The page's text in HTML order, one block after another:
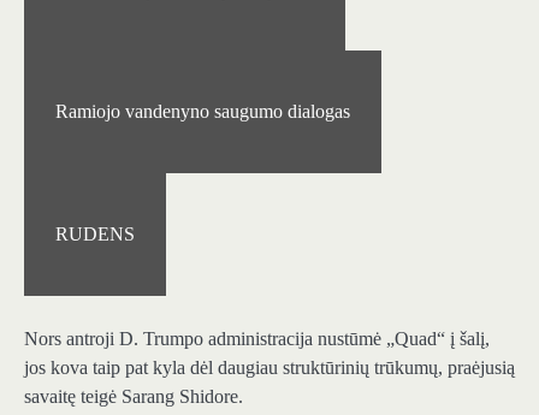
Ramiojo vandenyno saugumo dialogas
RUDENS
Nors antroji D. Trumpo administracija nustūmė „Quad“ į šalį,
jos kova taip pat kyla dėl daugiau struktūrinių trūkumų, praėjusią
savaitę teigė Sarang Shidore.